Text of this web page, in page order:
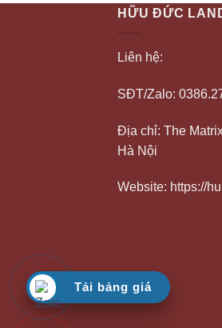
HỮU ĐỨC
Liên hệ:
SĐT/Zalo:
Địa chỉ: The
Hà Nội
Website: https://
Tải bảng giá